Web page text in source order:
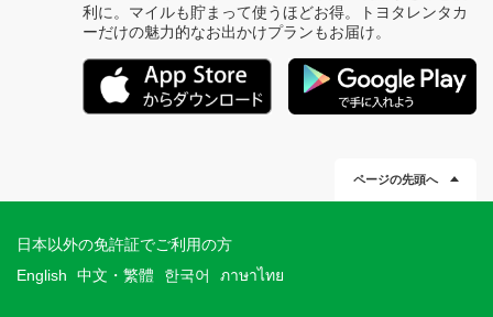
利に。マイルも貯まって使うほどお得。トヨタレンタカ
ーだけの魅力的なお出かけプランもお届け。
ページの先頭へ
日本以外の免許証でご利用の方
English
中文・繁體 한국어 ภาษาไทย